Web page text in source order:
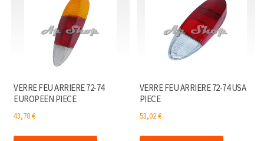
VERRE FEU ARRIERE 72-74
EUROPEEN PIECE
43,78€
VERRE FEU ARRIERE 72-74 USA
PIECE
53,02€